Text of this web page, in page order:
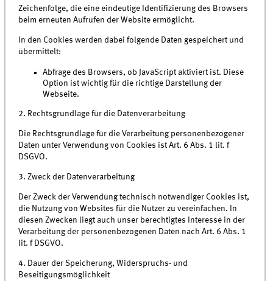
Zeichenfolge, die eine eindeutige Identifizierung des Browsers
beim erneuten Aufrufen der Website ermöglicht.
In den Cookies werden dabei folgende Daten gespeichert und
übermittelt:
Abfrage des Browsers, ob JavaScript aktiviert ist. Diese
Option ist wichtig für die richtige Darstellung der
Webseite.
2. Rechtsgrundlage für die Datenverarbeitung
Die Rechtsgrundlage für die Verarbeitung personenbezogener
Daten unter Verwendung von Cookies ist Art. 6 Abs. 1 lit. f
DSGVO.
3. Zweck der Datenverarbeitung
Der Zweck der Verwendung technisch notwendiger Cookies ist,
die Nutzung von Websites für die Nutzer zu vereinfachen. In
diesen Zwecken liegt auch unser berechtigtes Interesse in der
Verarbeitung der personenbezogenen Daten nach Art. 6 Abs. 1
lit. f DSGVO.
4. Dauer der Speicherung, Widerspruchs- und
Beseitigungsmöglichkeit